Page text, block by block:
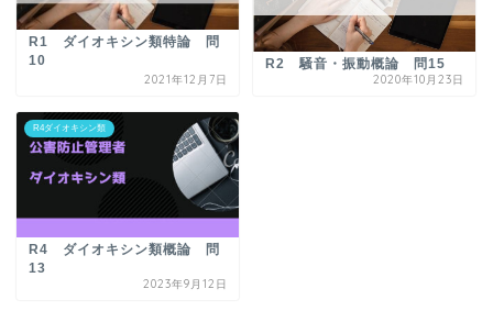
R1 ダイオキシン類特論 問
10
2021年12月7日
R2 騒音・振動概論 問15
2020年10月23日
R4ダイオキシン類
R4 ダイオキシン類概論 問
13
2023年9月12日